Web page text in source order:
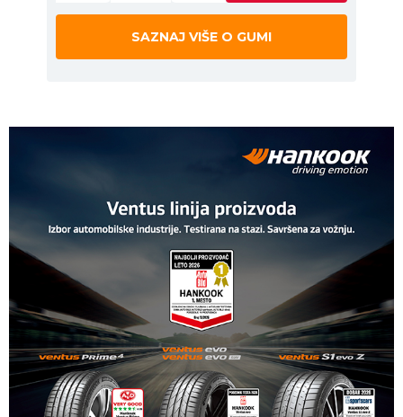
SAZNAJ VIŠE O GUMI